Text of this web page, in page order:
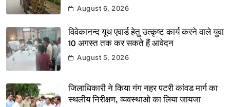
August 6, 2026
विवेकानन्द यूथ एवार्ड हेतु उत्कृष्ट कार्य करने वाले युवा
10 अगस्त तक कर सकते हैं आवेदन
August 5, 2026
जिलाधिकारी ने किया गंग नहर पटरी कांवड मार्ग का
स्थलीय निरीक्षण, व्यवस्थाओ का लिया जायजा